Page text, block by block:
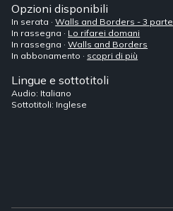
Opzioni disponibili
In serata ·Walls and Borders - 3 parte
In rassegna · Lo rifarei domani
In rassegna ·Walls and Borders
In abbonamento · scopri di più
Lingue e sottotitoli
Audio: Italiano
Sottotitoli: Inglese